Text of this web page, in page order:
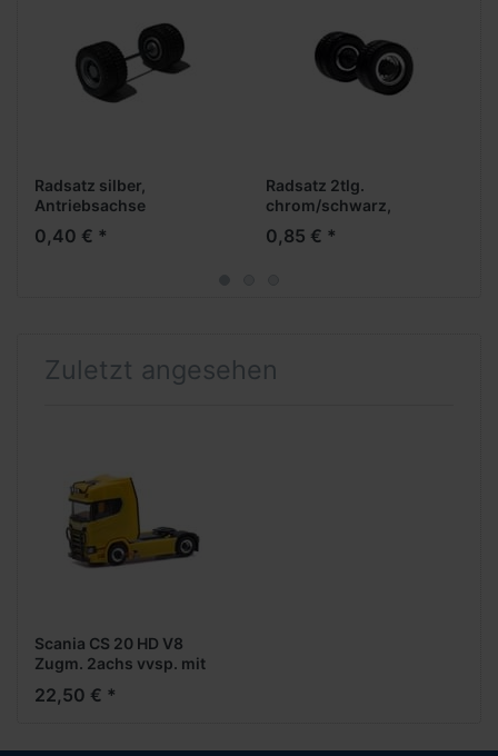
Radsatz silber,
Antriebsachse
0,40 € *
Radsatz 2tlg.
chrom/schwarz,
Antriebsachse
0,85 € *
Zuletzt angesehen
Scania CS 20 HD V8
Zugm. 2achs vvsp. mit
Lampenbügeln, gelb
22,50 € *